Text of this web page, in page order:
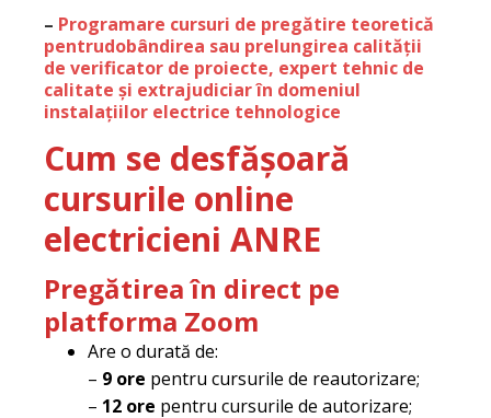
– Programare cursuri de pregătire teoretică
pentrudobândirea sau prelungirea calității
de verificator de proiecte, expert tehnic de
calitate și extrajudiciar în domeniul
instalațiilor electrice tehnologice
Cum se desfășoară
cursurile online
electricieni ANRE
Pregătirea în direct pe
platforma Zoom
Are o durată de:
– 9 ore pentru cursurile de reautorizare;
– 12 ore pentru cursurile de autorizare;